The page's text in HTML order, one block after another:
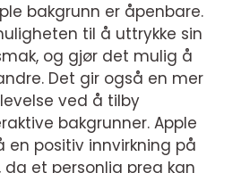
bakgrunn er åpenbare.
til å uttrykke sin
og gjør det mulig å
Det gir også en mer
ved å tilby
bakgrunner. Apple
en positiv innvirkning på
da et personlig preg kan